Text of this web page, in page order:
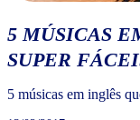
5 MÚSICAS
SUPER
5 músicas em inglês